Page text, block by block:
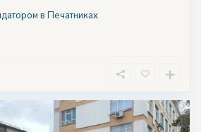
в Печатниках